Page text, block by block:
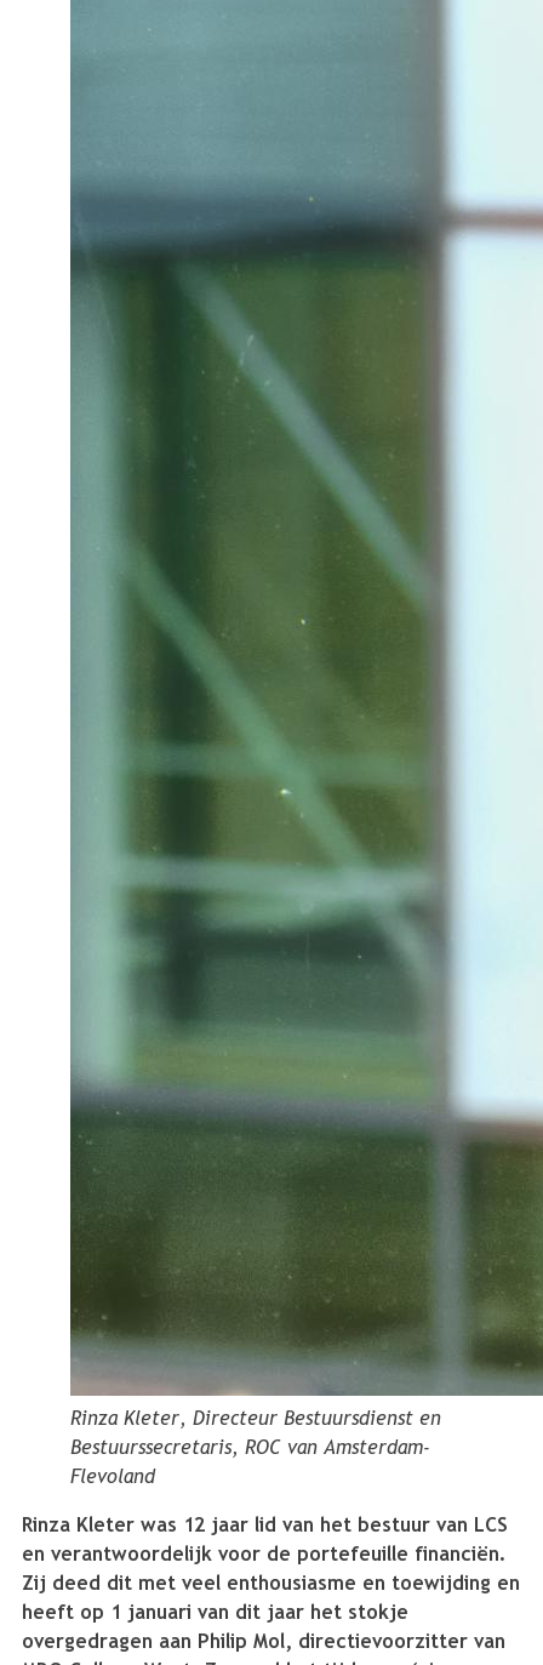
Rinza Kleter, Directeur Bestuursdienst en
Bestuurssecretaris, ROC van Amsterdam-
Flevoland
Rinza Kleter was 12 jaar lid van het bestuur van LCS
en verantwoordelijk voor de portefeuille financiën.
Zij deed dit met veel enthousiasme en toewijding en
heeft op 1 januari van dit jaar het stokje
overgedragen aan Philip Mol, directievoorzitter van